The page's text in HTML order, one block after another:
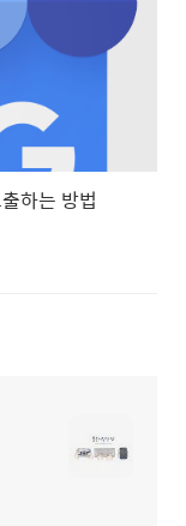
하는 방법